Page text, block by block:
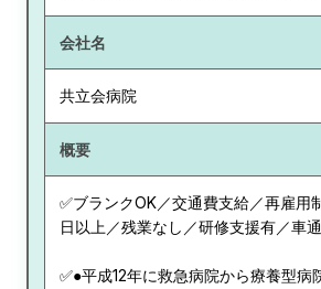
会社名
共立会病院
概要
✅ブランクOK／交通費支給／再雇用
日以上／残業なし／研修支援有／車
✅●平成12年に救急病院から療養型病